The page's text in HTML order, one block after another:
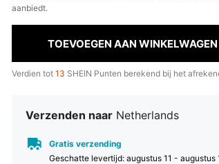
aanbiedt.
TOEVOEGEN AAN WINKELWAGEN
Verdien tot 13 SHEIN Punten berekend bij het
Verzenden naar Netherlands
Gratis verzending
Geschatte levertijd: augustus 11 - augustus